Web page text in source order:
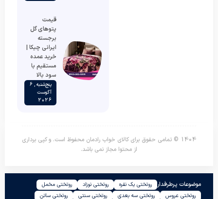
قیمت
پتوهای گل
برجسته
ایرانی چیکا |
خرید عمده
مستقیم با
سود بالا
پنج‌شنبه , 6
آگوست
2026
1404 © تمامی حقوق برای کالای خواب رادمان محفوظ است. و کپی برداری
از محتوا مجاز نمی باشد.
موضوعات پرطرفدار روتختی یک نفره روتختی نوزاد
روتختی مخمل
روتختی عروس
روتختی سه بعدی روتختی سنتی روتختی ساتن